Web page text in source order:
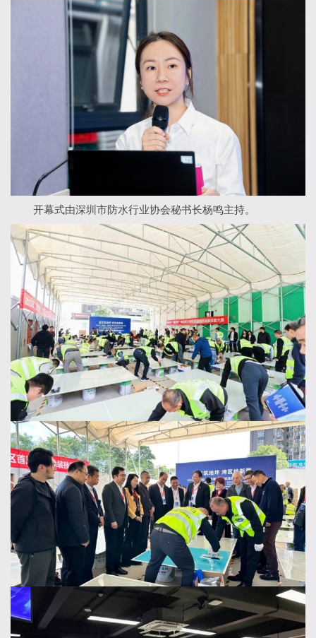
开幕式由深圳市防水行业协会秘书长杨鸣主持。